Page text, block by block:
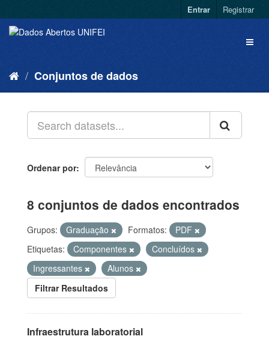
Entrar Registrar
Conjuntos de dados
Ordenar por
8 conjuntos de dados encontrados
Grupos: Graduação Formatos:
PDF
Etiquetas:
Componentes
Concluídos
Ingressantes
Alunos
Filtrar Resultados
Infraestrutura laboratorial